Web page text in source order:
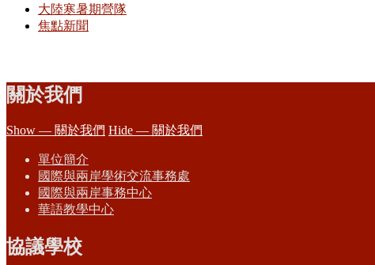
大陸寒暑期營隊
焦點新聞
關於我們
Show — 關於我們 Hide — 關於我們
單位簡介
國際與兩岸學術交流事務處
國際與兩岸事務中心
華語教學中心
協議學校